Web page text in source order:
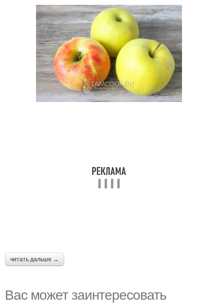
читать дальше →
Вас может заинтересовать